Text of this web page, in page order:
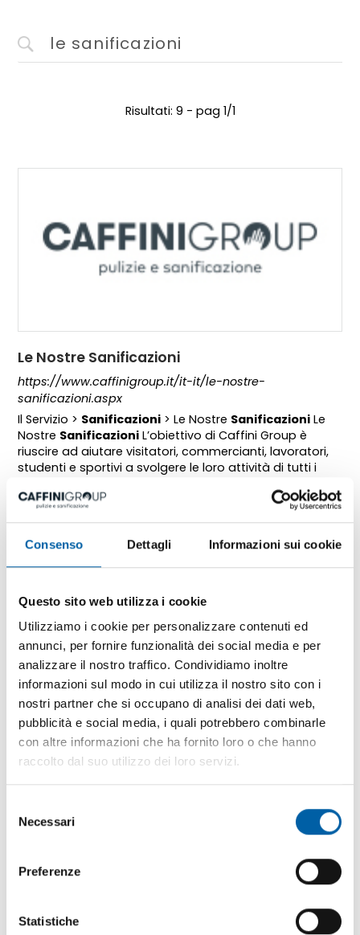
Consenso Dettagli Informazioni sui cookie
Questo sito web utilizza i cookie
Utilizziamo i cookie per personalizzare contenuti ed
annunci, per fornire funzionalità dei social media e per
analizzare il nostro traffico. Condividiamo inoltre
informazioni sul modo in cui utilizza il nostro sito con i
nostri partner che si occupano di analisi dei dati web,
pubblicità e social media, i quali potrebbero combinarle
con altre informazioni che ha fornito loro o che hanno
raccolto dal suo utilizzo dei loro servizi.
delNecessari
Preferenze
Statistiche
Risultati: 9 - pag 1/1
Le Nostre Sanificazioni
https://www.caffinigroup.it/it-it/le-nostre-
sanificazioni.aspx
Il Servizio > Sanificazioni > Le Nostre Sanificazioni Le
Nostre Sanificazioni L’obiettivo di Caffini Group è
riuscire ad aiutare visitatori, commercianti, lavoratori,
studenti e sportivi a svolgere le loro attività di tutti i
tecniche e attrezzature sul mercato, [...]
aziende di sanificazione
https://www.caffinigroup.it/it-it/aziende-di-
sanificazione
sanificazioneche
offre un servizio dettagliato e garantito in tutte le sue
importante, in quanto la
insieme alla
disinfezione è uno degli step che [...]